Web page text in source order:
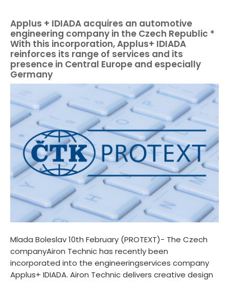
Applus + IDIADA acquires an automotive
engineering company in the Czech Republic *
With this incorporation, Applus+ IDIADA
reinforces its range of services and its
presence in Central Europe and especially
Germany
Mlada Boleslav 10th February (PROTEXT)- The Czech
companyAiron Technic has recently been
incorporated into the engineeringservices company
Applus+ IDIADA. Airon Technic delivers creative design